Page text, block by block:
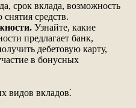
срок вклада, возможность
средств.
Узнайте, какие
предлагает банк,
дебетовую карту,
в бонусных
видов вкладов⁚